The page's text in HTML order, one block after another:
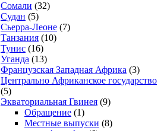
Сомали (32)
Судан (5)
Сьерра-Леоне (7)
Танзания (10)
Тунис (16)
Уганда (13)
Французская Западная Африка (3)
Центрально Африканское государство
(5)
Экваториальная Гвинея (9)
Обращение (1)
Местные выпуски (8)